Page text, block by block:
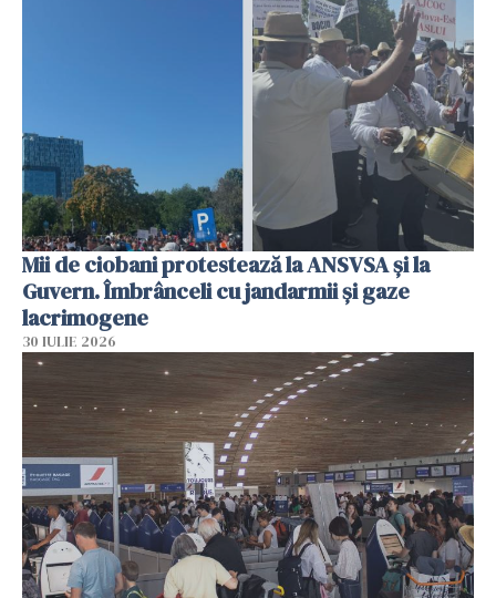
Mii de ciobani protestează la ANSVSA și la
Guvern. Îmbrânceli cu jandarmii și gaze
lacrimogene
30 IULIE 2026